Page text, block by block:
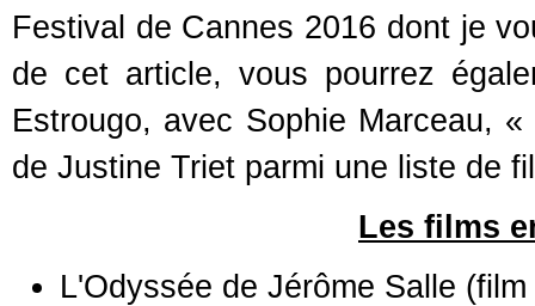
Festival de Cannes 2016 dont je
de cet article, vous pourrez
Estrougo, avec Sophie Marceau,
de Justine Triet parmi une liste de
Les films
L'Odyssée de Jérôme Salle